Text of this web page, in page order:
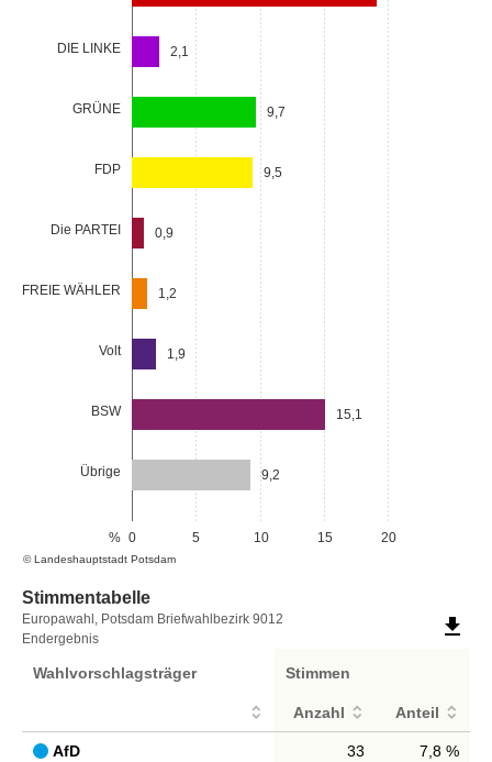
DIE LINKE
GRÜNE
FDP
Die PARTEI
FREIE WÄHLER
Volt
BSW
Übrige
0 5 10 15 20
%
2,1
9,7
9,5
0,9
1,2
1,9
15,1
9,2
© Landeshauptstadt Potsdam
Stimmentabelle
Stimmentabelle
Europawahl, Potsdam Briefwahlbezirk 9012
Endergebnis
file_download
Wahlvorschlagsträger Stimmen
Anzahl Anteil
AfD 33 7,8 %